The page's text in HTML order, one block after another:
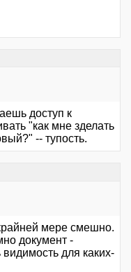
доступ к
"как мне зделать
-- тупость.
мере смешно.
документ -
для каких-